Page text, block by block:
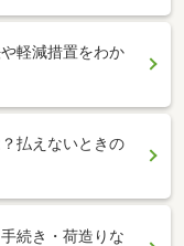
軽減措置をわか
払えないときの
続き・荷造りな